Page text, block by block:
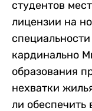
студентов
лицензии на
кардинально
образования
нехватки
ли обеспечить